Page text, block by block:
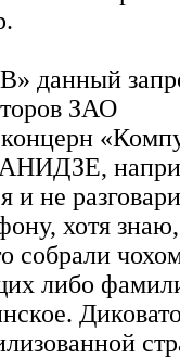
данный
ЗАО
и не
хотя
собрали
либо